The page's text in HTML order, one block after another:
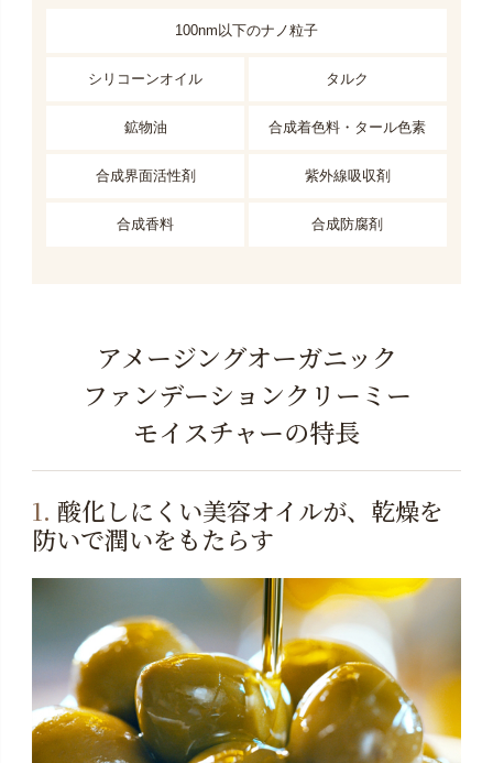
100nm以下のナノ粒子
シリコーンオイル タルク
鉱物油 合成着色料・タール色素
合成界面活性剤 紫外線吸収剤
合成香料 合成防腐剤
アメージングオーガニック
ファンデーションクリーミー
モイスチャーの特長
1. 酸化しにくい美容オイルが、乾燥を
防いで潤いをもたらす